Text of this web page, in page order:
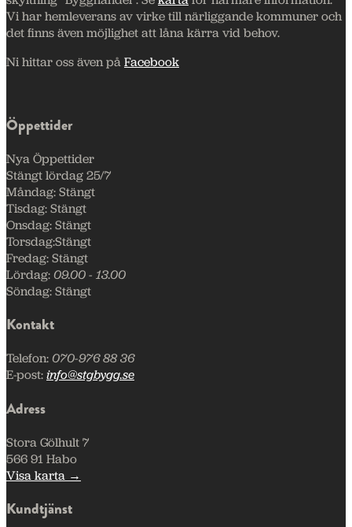
Vi har hemleverans av virke till närliggande kommuner och
det finns även möjlighet att låna kärra vid behov.
Ni hittar oss även påFacebook
Öppettider
Nya Öppettider
Stängt lördag 25/7
Måndag:Stängt
Tisdag:Stängt
Onsdag:Stängt
Torsdag:Stängt
Fredag:Stängt
Lördag: 09.00 - 13.00
Söndag:Stängt
Kontakt
Telefon: 070-976 88 36
E-post:info@stgbygg.se
Adress
Stora Gölhult 7
566 91 Habo
Visa karta →
Kundtjänst